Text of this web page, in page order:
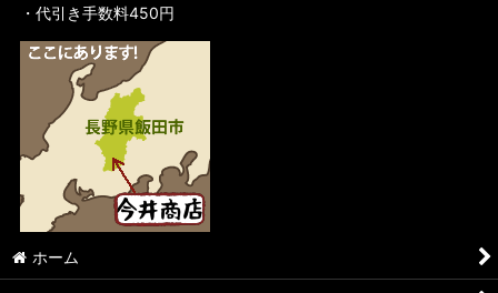
・代引き手数料450円
ホーム